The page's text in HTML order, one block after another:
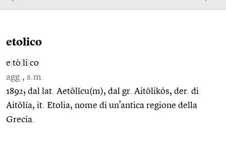
etolico
e tò li co
agg., s.m.
1892; dal lat. Aetōlĭcu(m), dal gr. Aitōlikós, der. di
Aitōlía, it. Etolia, nome di un’antica regione della
Grecia.